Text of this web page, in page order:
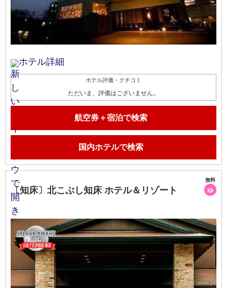
ホテル詳細
ホテル評価・クチコミ
ただいま、評価はございません。
航空券＋宿泊で検索
国内ホテルで検索
〔知床〕北こぶし知床 ホテル＆リゾート
無料
ゆ